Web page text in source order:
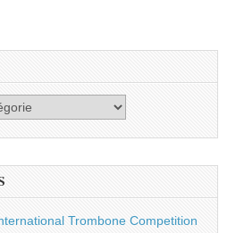
Trombone Competition